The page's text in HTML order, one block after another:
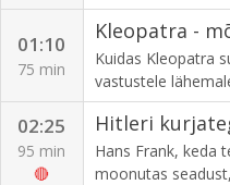
puhkab
kuninganna
01:10
75 min
Kleopatra -
Kuidas Kleopatra
vastustele
matusekombeid.
dešifreerida
02:25
95 min
🔴
Hitleri
Hans Frank, keda
moonutas